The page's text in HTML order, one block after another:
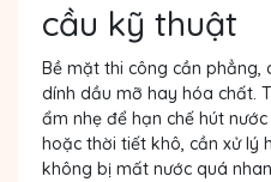
cầu kỹ thuật
Bề mặt thi công cần phẳng,
dính dầu mỡ hay hóa chất.
ẩm nhẹ để hạn chế hút
hoặc thời tiết khô, cần xử lý
không bị mất nước quá